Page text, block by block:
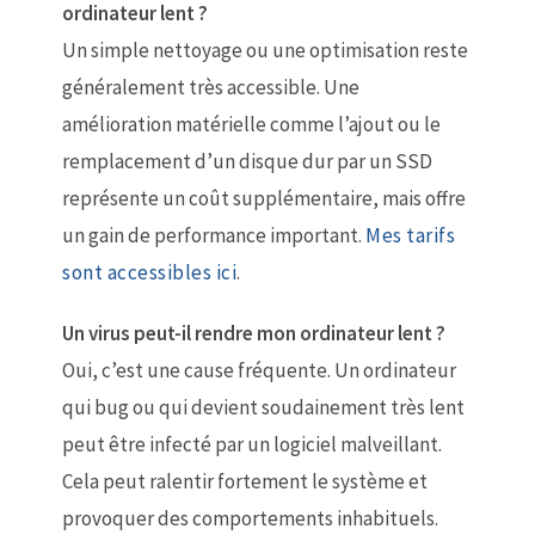
ordinateur lent ?
Un simple nettoyage ou une optimisation reste
généralement très accessible. Une
amélioration matérielle comme l’ajout ou le
remplacement d’un disque dur par un SSD
représente un coût supplémentaire, mais offre
un gain de performance important. Mes tarifs
sont accessibles ici.
Un virus peut-il rendre mon ordinateur lent ?
Oui, c’est une cause fréquente. Un ordinateur
qui bug ou qui devient soudainement très lent
peut être infecté par un logiciel malveillant.
Cela peut ralentir fortement le système et
provoquer des comportements inhabituels.